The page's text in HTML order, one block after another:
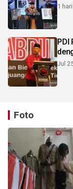
1
PDI
Jul
Foto